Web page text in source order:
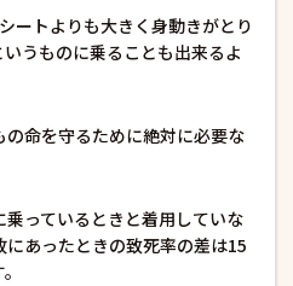
ートよりも大きく身動きがとり
うものに乗ることも出来るよ
命を守るために絶対に必要な
っているときと着用していな
あったときの致死率の差は15